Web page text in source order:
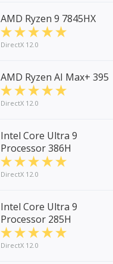
AMD Ryzen 9 7845HX
DirectX 12.0
AMD Ryzen AI Max+ 395
DirectX 12.0
Intel Core Ultra 9
Processor 386H
DirectX 12.0
Intel Core Ultra 9
Processor 285H
DirectX 12.0